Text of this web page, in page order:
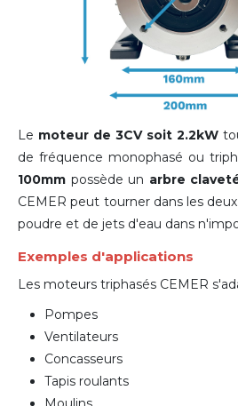
Le moteur de 3CV soit 2.2kW
de fréquence monophasé ou
100mm possède un arbre
CEMER peut tourner dans les
poudre et de jets d'eau dans
Exemples d'applications
Les moteurs triphasés CEMER
Pompes
Ventilateurs
Concasseurs
Tapis roulants